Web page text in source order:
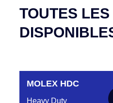
TOUTES
MOLEX HDC
Heavy Duty